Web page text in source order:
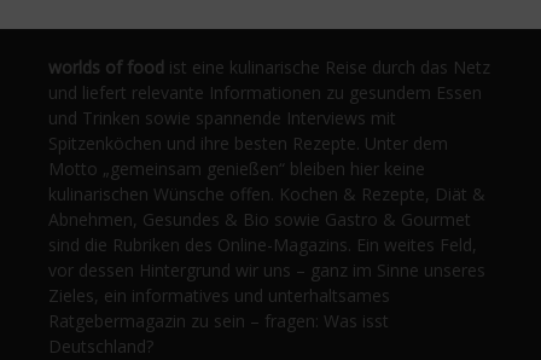
worlds of food ist eine kulinarische Reise durch das Netz
und liefert relevante Informationen zu gesundem Essen
und Trinken sowie spannende Interviews mit
Spitzenköchen und ihre besten Rezepte. Unter dem
Motto „gemeinsam genießen“ bleiben hier keine
kulinarischen Wünsche offen. Kochen & Rezepte, Diät &
Abnehmen, Gesundes & Bio sowie Gastro & Gourmet
sind die Rubriken des Online-Magazins. Ein weites Feld,
vor dessen Hintergrund wir uns – ganz im Sinne unseres
Zieles, ein informatives und unterhaltsames
Ratgebermagazin zu sein – fragen: Was isst
Deutschland?